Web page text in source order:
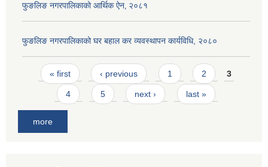
फुङलिङ नगरपालिकाको आर्थिक ऐन‚ २०८१
फुङलिङ नगरपालिकाको घर बहाल कर व्यवस्थापन कार्यविधि, २०८०
Pages
« first ‹ previous 1 2 3
4 5 next › last »
more